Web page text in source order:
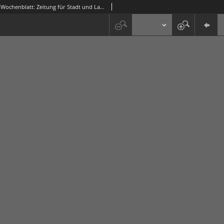
Grünberger Wochenblatt: Zeitung für Stadt und Land, No. 136. (13./14. Juni 1931)